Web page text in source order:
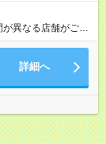
異なる店舗がござ
詳細へ